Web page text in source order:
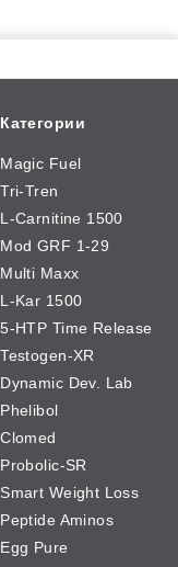
Категории
Magic Fuel
Tri-Tren
L-Carnitine 1500
Mod GRF 1-29
Multi Maxx
L-Kar 1500
5-HTP Time Release
Testogen-XR
Dynamic Dev. Lab
Phelibol
Clomed
Probolic-SR
Smart Weight Loss
Peptide Aminos
Egg Pure